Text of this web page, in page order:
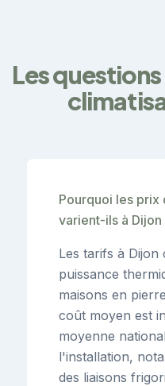
Les
Pourquoi les prix
varient-ils à Dijon
Les tarifs à Dijon
puissance
maisons en
coût moyen est
moyenne
l'installation,
des liaisons